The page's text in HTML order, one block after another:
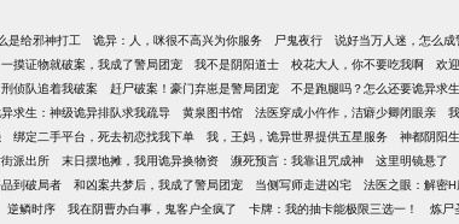
是给邪神打工 诡异：人，咪很不高兴为你服务 尸鬼夜行 说好当万人迷，怎么成
一摸证物就破案，我成了警局团宠 我不是阴阳道士 校花大人，你不要吃我啊 欢
侦队追着我破案 赶尸破案！豪门弃崽是警局团宠 不是跑腿吗？怎么还要诡异求
求生：神级诡异排队求我疏导 黄泉图书馆 法医穿成小仵作，洁癖少卿闭眼亲
绑定二手平台，死去初恋找我下单 我，王妈，诡异世界提供五星服务 神都阴阳生
派出所 末日摆地摊，我用诡异换物资 濒死预言：我靠诅咒成神 这里明镜悬了
到破局者 和凶案共梦后，我成了警局团宠 当侧写师走进凶宅 法医之眼：解密
逆鳞时序 我在阴曹办白事，鬼客户全疯了 卡牌：我的抽卡能极限三选一！ 炼尸